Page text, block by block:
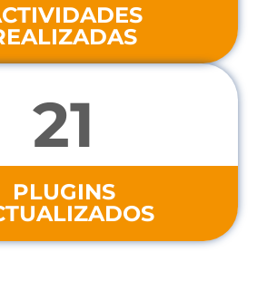
21
PLUGINS